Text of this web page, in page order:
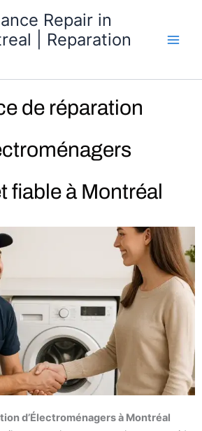
Repair in
| Reparation
de réparation
fiable à Montréal
d’Électroménagers à Montréal